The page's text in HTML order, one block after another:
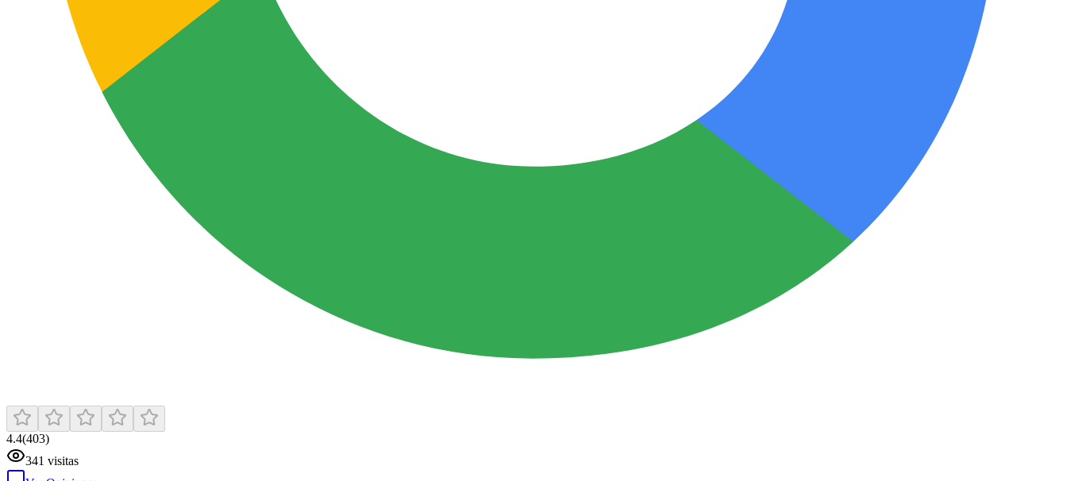
4.4(403)
341 visitas